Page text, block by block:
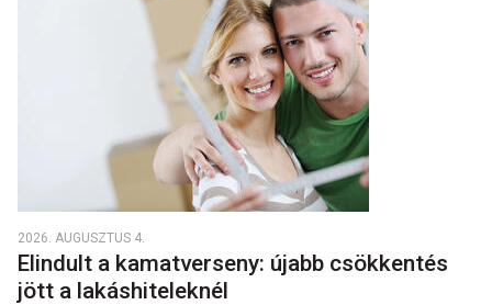
2026. AUGUSZTUS 4.
Elindult a kamatverseny: újabb csökkentés
jött a lakáshiteleknél